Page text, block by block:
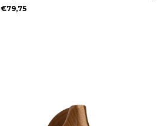
€79,75